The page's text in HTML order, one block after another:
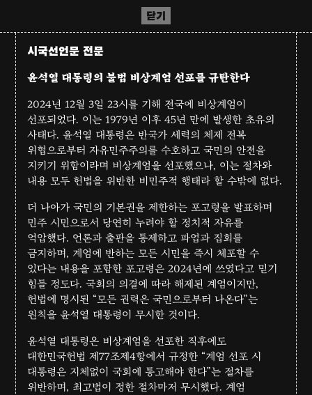
닫기
시국선언문 전문
윤석열 대통령의 불법 비상계엄 선포를 규탄한다
2024년 12월 3일 23시를 기해 전국에 비상계엄이
선포되었다. 이는 1979년 이후 45년 만에 발생한 초유의
사태다. 윤석열 대통령은 반국가 세력의 체제 전복
위협으로부터 자유민주주의를 수호하고 국민의 안전을
지키기 위함이라며 비상계엄을 선포했으나, 이는 절차와
내용 모두 헌법을 위반한 비민주적 행태라 할 수밖에 없다.
더 나아가 국민의 기본권을 제한하는 포고령을 발표하며
민주 시민으로서 당연히 누려야 할 정치적 자유를
억압했다. 언론과 출판을 통제하고 파업과 집회를
금지하며, 계엄에 반하는 모든 시민을 즉시 체포할 수
있다는 내용을 포함한 포고령은 2024년에 쓰였다고 믿기
힘들 정도다. 국회의 의결에 따라 해제된 계엄이지만,
헌법에 명시된 “모든 권력은 국민으로부터 나온다”는
원칙을 윤석열 대통령이 무시한 것이다.
윤석열 대통령은 비상계엄을 선포한 직후에도
대한민국헌법 제77조제4항에서 규정한 “계엄 선포 시
대통령은 지체없이 국회에 통고해야 한다”는 절차를
위반하며, 최고법이 정한 절차마저 무시했다. 계엄